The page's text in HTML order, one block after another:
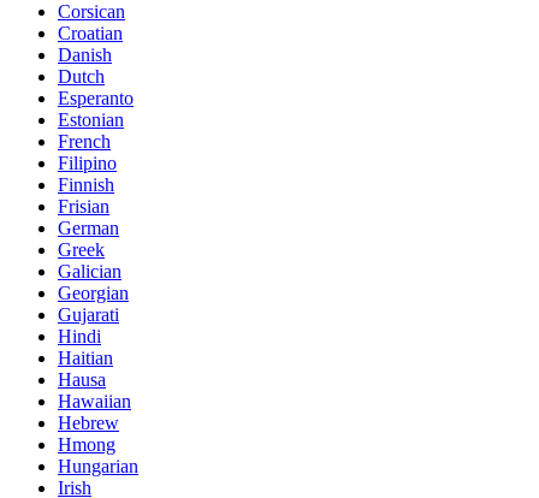
Corsican
Croatian
Danish
Dutch
Esperanto
Estonian
French
Filipino
Finnish
Frisian
German
Greek
Galician
Georgian
Gujarati
Hindi
Haitian
Hausa
Hawaiian
Hebrew
Hmong
Hungarian
Irish